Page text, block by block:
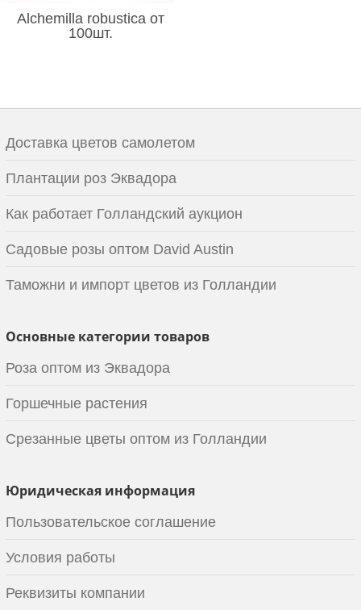
Alchemilla robustica от
100шт.
Доставка цветов самолетом
Плантации роз Эквадора
Как работает Голландский аукцион
Садовые розы оптом David Austin
Таможни и импорт цветов из Голландии
Основные категории товаров
Роза оптом из Эквадора
Горшечные растения
Срезанные цветы оптом из Голландии
Юридическая информация
Пользовательское соглашение
Условия работы
Реквизиты компании